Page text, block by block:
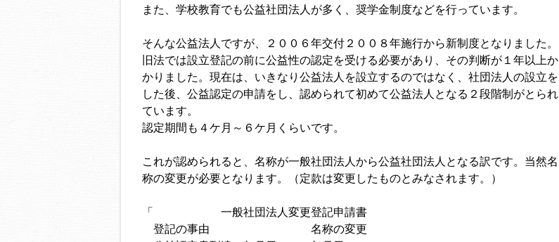
また、学校教育でも公益社団法人が多く、奨学金制度などを行っています。
そんな公益法人ですが、２００６年交付２００８年施行から新制度となりました。
旧法では設立登記の前に公益性の認定を受ける必要があり、その判断が１年以上か
かりました。現在は、いきなり公益法人を設立するのではなく、社団法人の設立を
した後、公益認定の申請をし、認められて初めて公益法人となる２段階制がとられ
ています。
認定期間も４ケ月～６ケ月くらいです。
これが認められると、名称が一般社団法人から公益社団法人となる訳です。当然名
称の変更が必要となります。（定款は変更したものとみなされます。）
「 一般社団法人変更登記申請書
登記の事由 名称の変更